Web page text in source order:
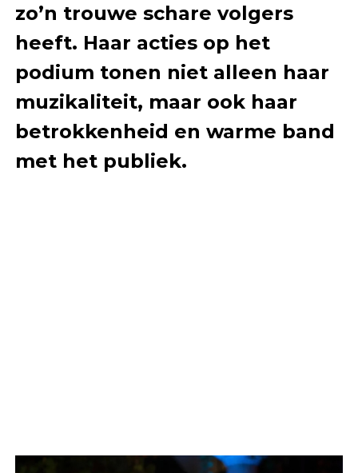
zo’n trouwe schare volgers
heeft. Haar acties op het
podium tonen niet alleen haar
muzikaliteit, maar ook haar
betrokkenheid en warme band
met het publiek.